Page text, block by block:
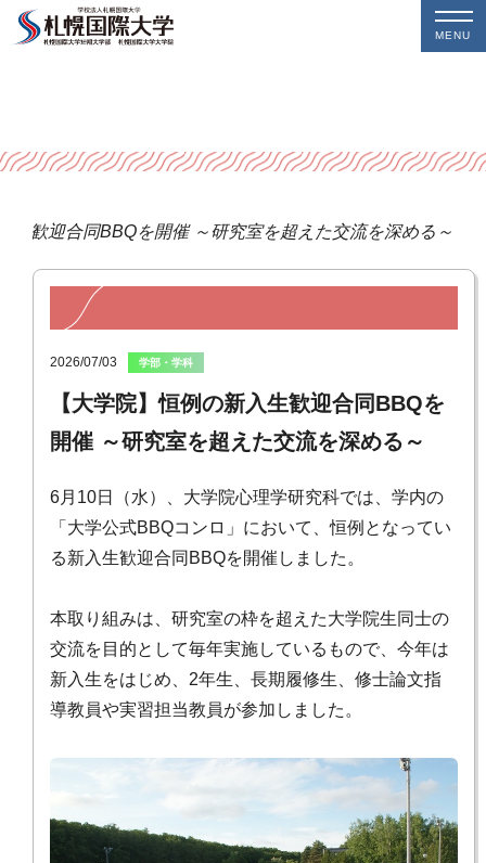
MENU
生歓迎合同BBQを開催 ～研究室を超えた交流を深める～
2026/07/03 学部・学科
【大学院】恒例の新入生歓迎合同BBQを
開催 ～研究室を超えた交流を深める～
6月10日（水）、大学院心理学研究科では、学内の
「大学公式BBQコンロ」において、恒例となってい
る新入生歓迎合同BBQを開催しました。
本取り組みは、研究室の枠を超えた大学院生同士の
交流を目的として毎年実施しているもので、今年は
新入生をはじめ、2年生、長期履修生、修士論文指
導教員や実習担当教員が参加しました。